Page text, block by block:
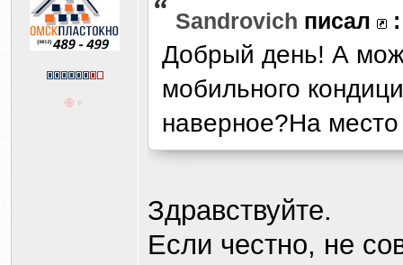
Sandrovich писал :
Добрый день! А
мобильного
наверное?На место
Здравствуйте.
Если честно, не